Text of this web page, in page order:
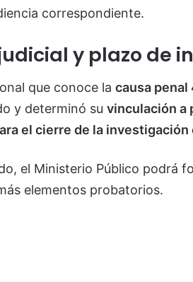
correspondiente.
y plazo de
que conoce la causa
y determinó su vinculación a
el cierre de la
el Ministerio Público podrá
elementos probatorios.